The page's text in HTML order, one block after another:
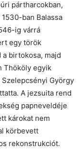
pártharcokban,
ban Balassa
ig várrá
egy török
a birtokosa, majd
Thököly egyik
György
A jezsuita rend
papneveldéje
károkat nem
körbevett
rekonstrukciót.